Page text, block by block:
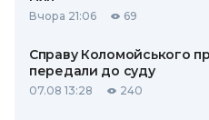
Вчора 21:06 69
Справу Коломойського
передали до суду
07.08 13:28 240